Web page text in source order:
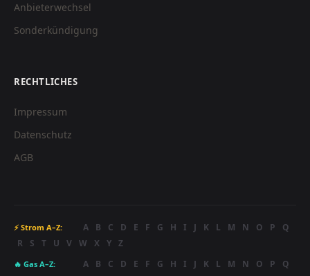
Anbieterwechsel
Sonderkündigung
RECHTLICHES
Impressum
Datenschutz
AGB
⚡ Strom A–Z: A B C D E F G H I J K L M N O P
Q
R
S T U V W X Y Z
🔥 Gas A–Z: A B C D E F G H I J K L M N O P
Q